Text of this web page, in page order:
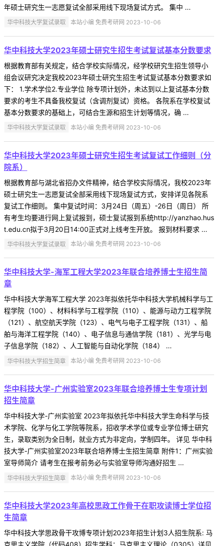
年硕士研究生一志愿复试全部采用线下现场复试方式。 集中 ...
华中科技大学复试录取 本站小编 免费考研网 2023-10-06
华中科技大学2023年硕士研究生招生考试复试基本分数要求
根据教育部有关规定，结合学校实际情况，经学校研究生招生领导小
组会议研究决定我校2023年硕士研究生招生考试复试基本分数要求如
下： 1.学术学位2.专业学位 除专项计划外，未达到以上复试基本分数
要求的考生不具备我校复试（含调剂复试）资格。 各院系在学校复试
基本分数要求的基础上，可结合生源和招生计划等情况，确 ...
华中科技大学复试录取 本站小编 免费考研网 2023-10-06
华中科技大学2023年硕士研究生招生考试复试工作细则（分
院系）
根据教育部与湖北省招办文件精神，结合学校实际情况，我校2023年
硕士研究生一志愿复试全部采用线下现场复试方式，安排详见各院系
复试工作细则。 集中复试时间：3月24日（周五）-26日（周日） 所
有考生均要进行网上复试报到，硕士复试报到系统http://yanzhao.hus
t.edu.cn拟于3月20日14:00正式对上线考生开放。 报到材料要求 ...
华中科技大学复试录取 本站小编 免费考研网 2023-10-06
华中科技大学-海军工程大学2023年联合培养博士生招生简
章
华中科技大学海军工程大学 2023年拟依托华中科技大学机械科学与工
程学院（100）、材料科学与工程学院（110）、能源与动力工程学院
（121）、航空航天学院（123）、电气与电子工程学院（131）、船
舶与海洋工程学院（140）、电子信息与通信学院（181）、光学与电
子信息学院（182）、人工智能与自动化学院（184） ...
华中科技大学招生简章 本站小编 免费考研网 2023-10-06
华中科技大学-广州实验室2023年联合培养博士生专项计划
招生简章
华中科技大学-广州实验室 2023年拟依托华中科技大学生命科学与技
术学院、化学与化工学院等院系，招收学术学位或专业学位博士研究
生，录取类别为全日制，就业方式为非定向，学制四年。 详见 华中科
技大学-广州实验室2023年联合培养博士生招生简章 附件1：广州实验
室导师简介 请考生在报考前务必与实验室导师沟通好招生 ...
华中科技大学招生简章 本站小编 免费考研网 2023-10-06
华中科技大学2023年高校思政工作骨干在职攻读博士学位招
生简章
华中科技大学思政骨干攻博专项计划2023年招生计划3人招生院系: 马
克思主义学院（代码408）招生学科：马克思主义理论（0305）详见